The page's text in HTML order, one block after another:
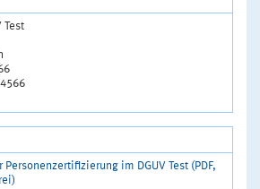
Test
im DGUV Test (PDF,